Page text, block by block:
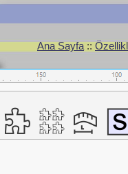
Ana Sayfa::